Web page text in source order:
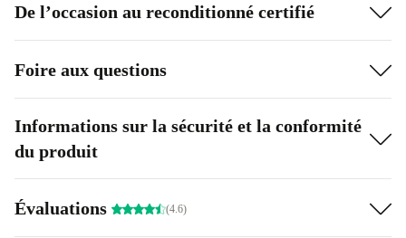
De l’occasion au reconditionné certifié
Foire aux questions
Informations sur la sécurité et la conformité
du produit
Évaluations (4.6)